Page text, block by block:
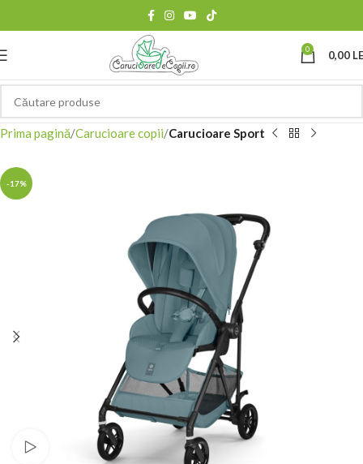
0 0,00
Prima pagină Carucioare copii Carucioare Sport
-17%
Urmărește videoclipul